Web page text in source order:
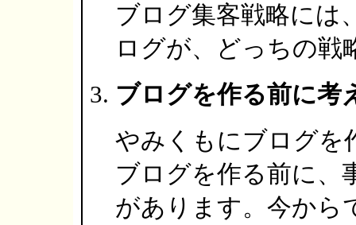
ブログ集客戦略には
ログが、どっちの戦
ブログを作る前に考
やみくもにブログを
ブログを作る前に、
があります。今から